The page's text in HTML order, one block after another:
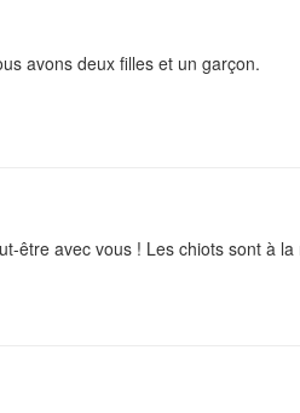
avons deux filles et un garçon.
avec vous ! Les chiots sont à